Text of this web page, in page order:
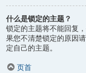
什么是锁定的主题？
锁定的主题将不能回复
果您不清楚锁定的原因
定自己的主题。
页首